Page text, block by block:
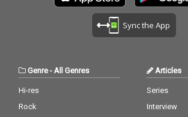
Sync the App
Genre- All Genres
Hi-res
Rock
Articles
Series
Interview